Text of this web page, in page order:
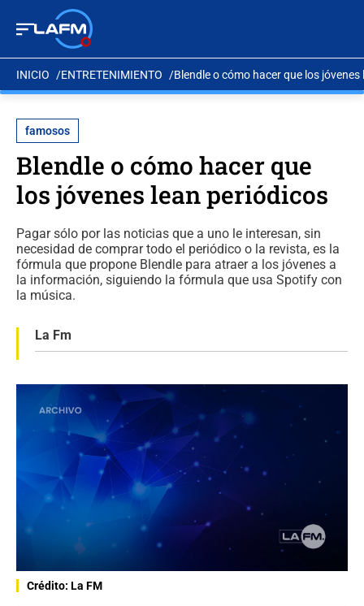
INICIO ENTRETENIMIENTO Blendle o cómo hacer que los
famosos
Blendle o cómo hacer que
los jóvenes lean periódicos
Pagar sólo por las noticias que a uno le interesan, sin
necesidad de comprar todo el periódico o la revista, es la
fórmula que propone Blendle para atraer a los jóvenes a
la información, siguiendo la fórmula que usa Spotify con
la música.
La Fm
Crédito: La FM